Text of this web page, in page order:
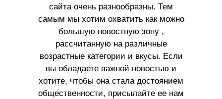
сайта очень разнообразны. Тем
самым мы хотим охватить как можно
большую новостную зону ,
рассчитанную на различные
возрастные категории и вкусы. Если
вы обладаете важной новостью и
хотите, чтобы она стала достоянием
общественности, присылайте ее нам